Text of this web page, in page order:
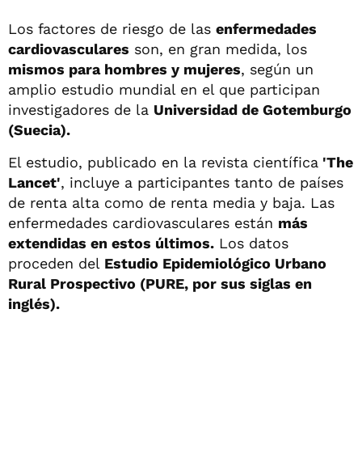
Los factores de riesgo de las enfermedades
cardiovasculares son, en gran medida, los
mismos para hombres y mujeres, según un
amplio estudio mundial en el que participan
investigadores de la Universidad de Gotemburgo
(Suecia).
El estudio, publicado en la revista científica 'The
Lancet', incluye a participantes tanto de países
de renta alta como de renta media y baja. Las
enfermedades cardiovasculares están más
extendidas en estos últimos. Los datos
proceden del Estudio Epidemiológico Urbano
Rural Prospectivo (PURE, por sus siglas en
inglés).